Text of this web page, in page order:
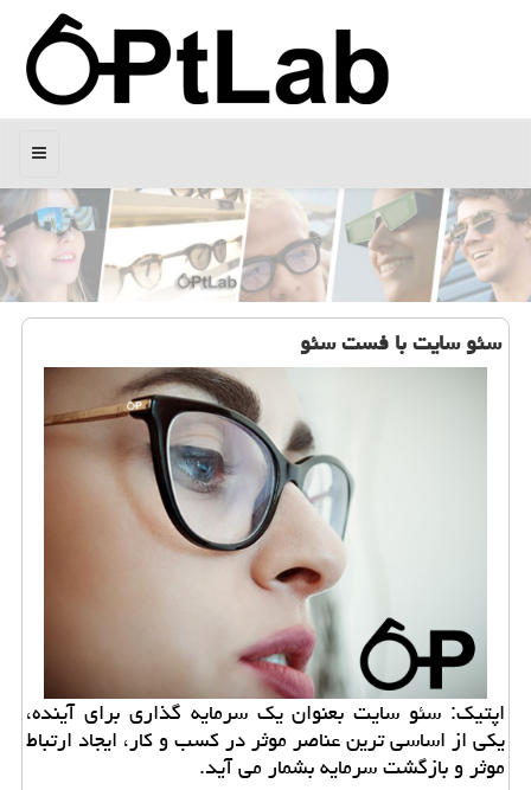
منو
سئو سایت با فست سئو
اپتیك: سئو سایت بعنوان یك سرمایه گذاری برای آینده،
یكی از اساسی ترین عناصر موثر در كسب و كار، ایجاد ارتباط
موثر و بازگشت سرمایه بشمار می آید.